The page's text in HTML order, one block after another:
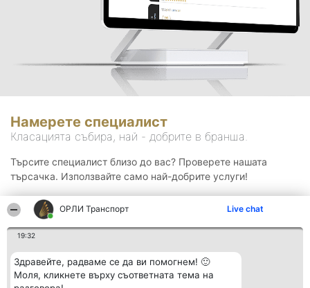
ОРЛИ Транспорт Live chat
19:32
Здравейте, радваме се да ви помогнем! 🙂
Моля, кликнете върху съответната тема на
Намерете специалист
Класацията събира, най - добрите в бранша.
Търсите специалист близо до вас? Проверете нашата
търсачка. Използвайте само най-добрите услуги!